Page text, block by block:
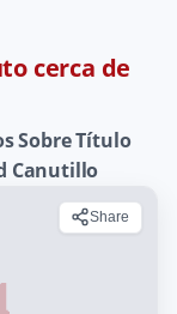
cerca de
Sobre Título
Canutillo
Share